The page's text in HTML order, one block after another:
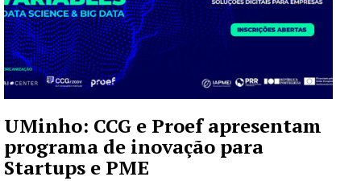
UMinho: CCG e Proef apresentam
programa de inovação para
Startups e PME